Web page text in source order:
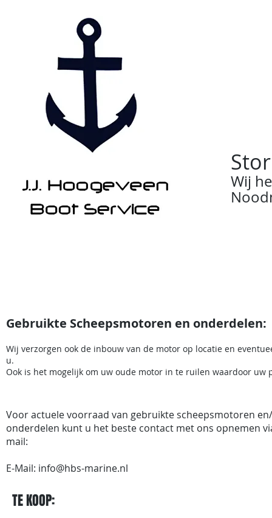
Wij
Gebruikte Scheepsmotoren en onderdelen:
Wij verzorgen ook de inbouw van de motor op locatie en
u.
Ook is het mogelijk om uw oude motor in te ruilen waardoor
Voor actuele voorraad van gebruikte scheepsmotoren
onderdelen kunt u het beste contact met ons opnemen
mail:
E-Mail: info@hbs-marine.nl
TE KOOP: